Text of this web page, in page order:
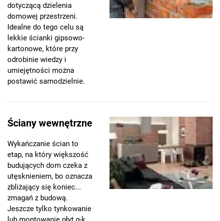
dotyczącą dzielenia
domowej przestrzeni.
Idealne do tego celu są
lekkie ścianki gipsowo-
kartonowe, które przy
odrobinie wiedzy i
umiejętności można
postawić samodzielnie.
Ściany wewnętrzne
Wykańczanie ścian to
etap, na który większość
budujących dom czeka z
utęsknieniem, bo oznacza
zbliżający się koniec...
zmagań z budową.
Jeszcze tylko tynkowanie